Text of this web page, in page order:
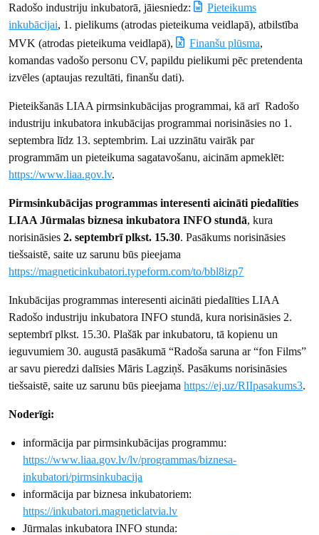
Radošo industriju inkubatorā, jāiesniedz:
Pieteikums
inkubācijai, 1. pielikums (atrodas pieteikuma veidlapā), atbilstība
MVK (atrodas pieteikuma veidlapā),
Finanšu plūsma,
komandas vadošo personu CV, papildu pielikumi pēc pretendenta
izvēles (aptaujas rezultāti, finanšu dati).
Pieteikšanās LIAA pirmsinkubācijas programmai, kā arī Radošo
industriju inkubatora inkubācijas programmai norisināsies no 1.
septembra līdz 13. septembrim. Lai uzzinātu vairāk par
programmām un pieteikuma sagatavošanu, aicinām apmeklēt:
https://www.liaa.gov.lv.
Pirmsinkubācijas programmas interesenti aicināti piedalīties
LIAA Jūrmalas biznesa inkubatora INFO stundā, kura
norisināsies2. septembrī plkst. 15.30. Pasākums norisināsies
tiešsaistē, saite uz sarunu būs pieejama
https://magneticinkubatori.typeform.com/to/bbl8izp7
Inkubācijas programmas interesenti aicināti piedalīties LIAA
Radošo industriju inkubatora INFO stundā, kura norisināsies 2.
septembrī plkst. 15.30. Plašāk par inkubatoru, tā kopienu un
ieguvumiem 30. augustā pasākumā “Radoša saruna ar “fon Films”
ar savu pieredzi dalīsies Māris Lagziņš. Pasākums norisināsies
tiešsaistē, saite uz sarunu būs pieejamahttps://ej.uz/RIIpasakums3.
Noderīgi:
informācija par pirmsinkubācijas programmu:
https://www.liaa.gov.lv/lv/programmas/biznesa-
inkubatori/pirmsinkubacija
informācija par biznesa inkubatoriem:
https://inkubatori.magneticlatvia.lv
Jūrmalas inkubatora INFO stunda: